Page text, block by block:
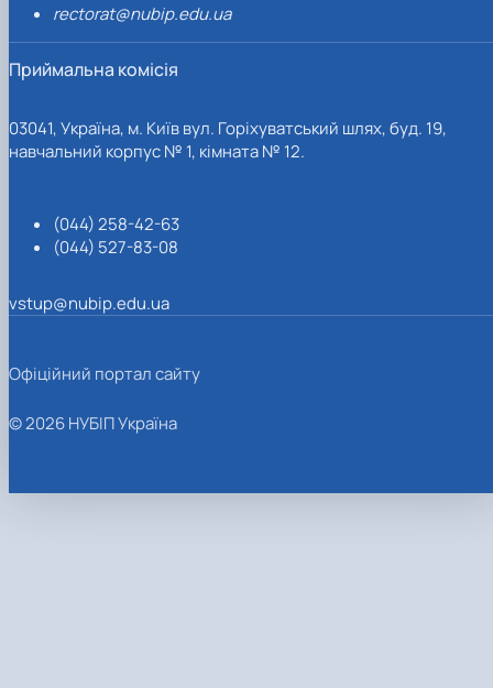
rectorat@nubip.edu.ua
Приймальна комісія
03041, Україна, м. Київ вул. Горіхуватський шлях, буд. 19,
навчальний корпус № 1, кімната № 12.
(044) 258-42-63
(044) 527-83-08
vstup@nubip.edu.ua
Офіційний портал сайту
© 2026 НУБІП Україна